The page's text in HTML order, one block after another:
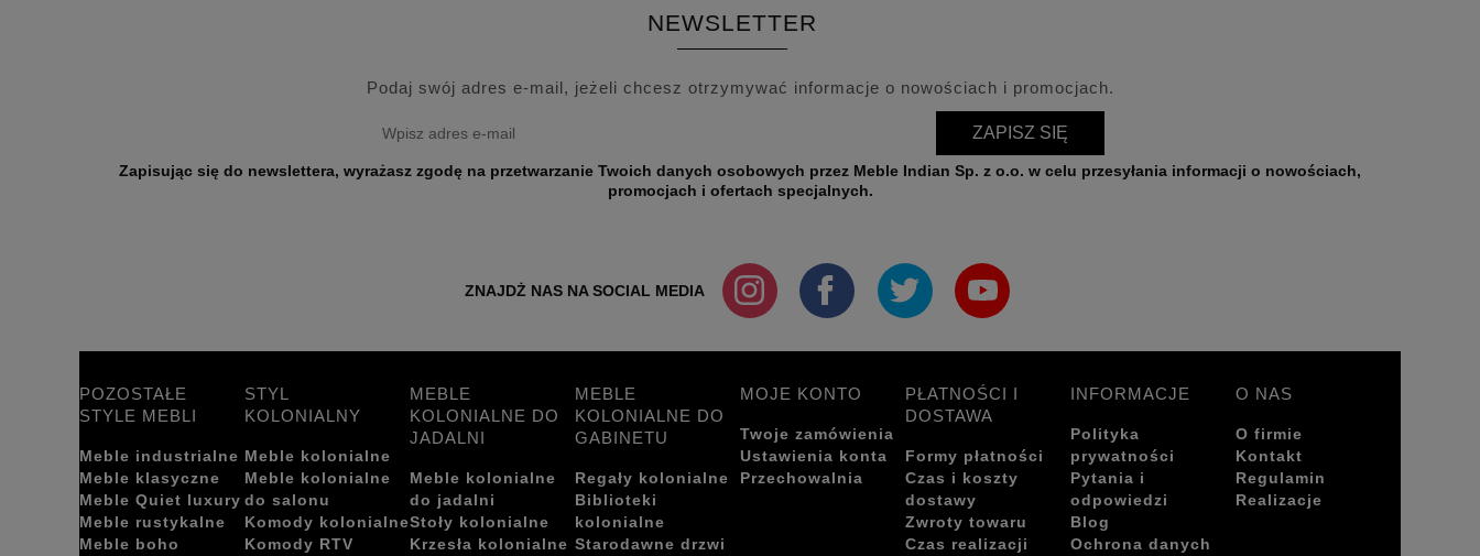
NEWSLETTER
Podaj swój adres e-mail, jeżeli chcesz otrzymywać informacje o nowościach i promocjach.
ZAPISZ SIĘ
Zapisując się do newslettera, wyrażasz zgodę na przetwarzanie Twoich danych osobowych przez Meble Indian Sp. z o.o. w celu przesyłania informacji o nowościach,
promocjach i ofertach specjalnych.
ZNAJDŻ NAS NA SOCIAL MEDIA
POZOSTAŁE
STYLE MEBLI
Meble industrialne
Meble klasyczne
Meble Quiet luxury
Meble rustykalne
Meble boho
STYL
KOLONIALNY
Meble kolonialne
Meble kolonialne
do salonu
Komody kolonialne
Komody RTV
MEBLE
KOLONIALNE DO
JADALNI
Meble kolonialne
do jadalni
Stoły kolonialne
Krzesła kolonialne
MEBLE
KOLONIALNE DO
GABINETU
Regały kolonialne
Biblioteki
kolonialne
Starodawne drzwi
MOJE KONTO
Twoje zamówienia
Ustawienia konta
Przechowalnia
PŁATNOŚCI I
DOSTAWA
Formy płatności
Czas i koszty
dostawy
Zwroty towaru
Czas realizacji
INFORMACJE
Polityka
prywatności
Pytania i
odpowiedzi
Blog
Ochrona danych
O NAS
O firmie
Kontakt
Regulamin
Realizacje